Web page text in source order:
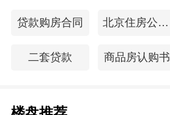
贷款购房合同 北京住房公积金查询
二套贷款 商品房认购书